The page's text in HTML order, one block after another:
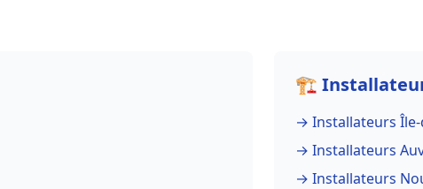
🏗️
→ Installateurs Île-
→ Installateurs
→ Installateurs